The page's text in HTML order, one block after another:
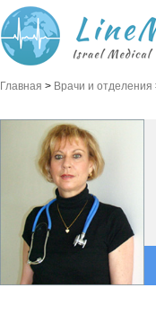
Главная > Врачи и отделения